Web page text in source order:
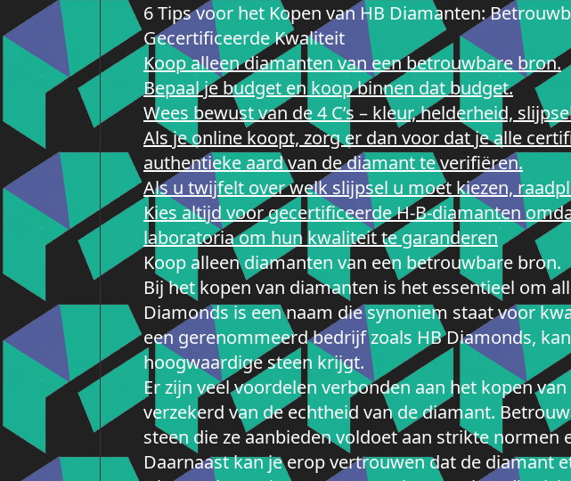
6 Tips voor het Kopen van HB Diamanten:
Gecertificeerde Kwaliteit
Koop alleen diamanten van een betrouwbare bron.
Bepaal je budget en koop binnen dat budget.
Wees bewust van de 4 C’s – kleur, helderheid,
Als je online koopt, zorg er dan voor dat je alle
authentieke aard van de diamant te verifiëren.
Als u twijfelt over welk slijpsel u moet kiezen,
Kies altijd voor gecertificeerde H-B-diamanten
laboratoria om hun kwaliteit te garanderen
Koop alleen diamanten van een betrouwbare bron.
Bij het kopen van diamanten is het essentieel om
Diamonds is een naam die synoniem staat voor
een gerenommeerd bedrijf zoals HB Diamonds,
hoogwaardige steen krijgt.
Er zijn veel voordelen verbonden aan het kopen
verzekerd van de echtheid van de diamant.
steen die ze aanbieden voldoet aan strikte normen
Daarnaast kan je erop vertrouwen dat de diamant